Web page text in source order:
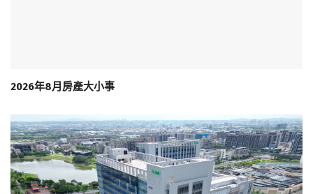
2026年8月房產大小事